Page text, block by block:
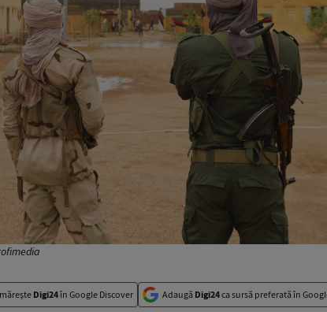
Digi24în Google Discover Adaugă Digi24ca sursă preferată în